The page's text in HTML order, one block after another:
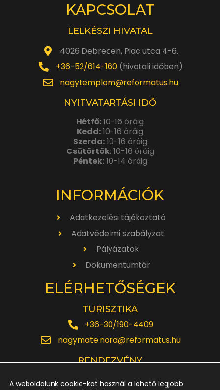
KAPCSOLAT
LELKÉSZI HIVATAL
4026 Debrecen, Piac utca 4-6.
+36-52/614-160(hivatali időben)
nagytemplom@reformatus.hu
NYITVATARTÁSI IDŐ
Hétfő:10-16 óráig
Kedd:10-16 óráig
Szerda:10-16 óráig
Csütörtök:10-16 óráig
Péntek:10-14 óráig
INFORMÁCIÓK
Adatkezelési tájékoztató
Adatvédelmi szabályzat
Pályázatok
Dokumentumtár
ELÉRHETŐSÉGEK
TURISZTIKA
+36-30/190-4409
nagymate.nora@reformatus.hu
RENDEZVÉNY
A weboldalunk cookie-kat használ a lehető legjobb